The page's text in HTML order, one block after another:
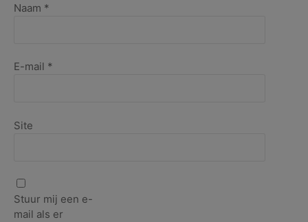
Naam *
E-mail *
Site
Stuur mij een e-
mail als er